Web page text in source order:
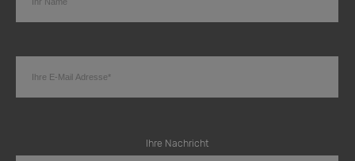
Ihre Nachricht